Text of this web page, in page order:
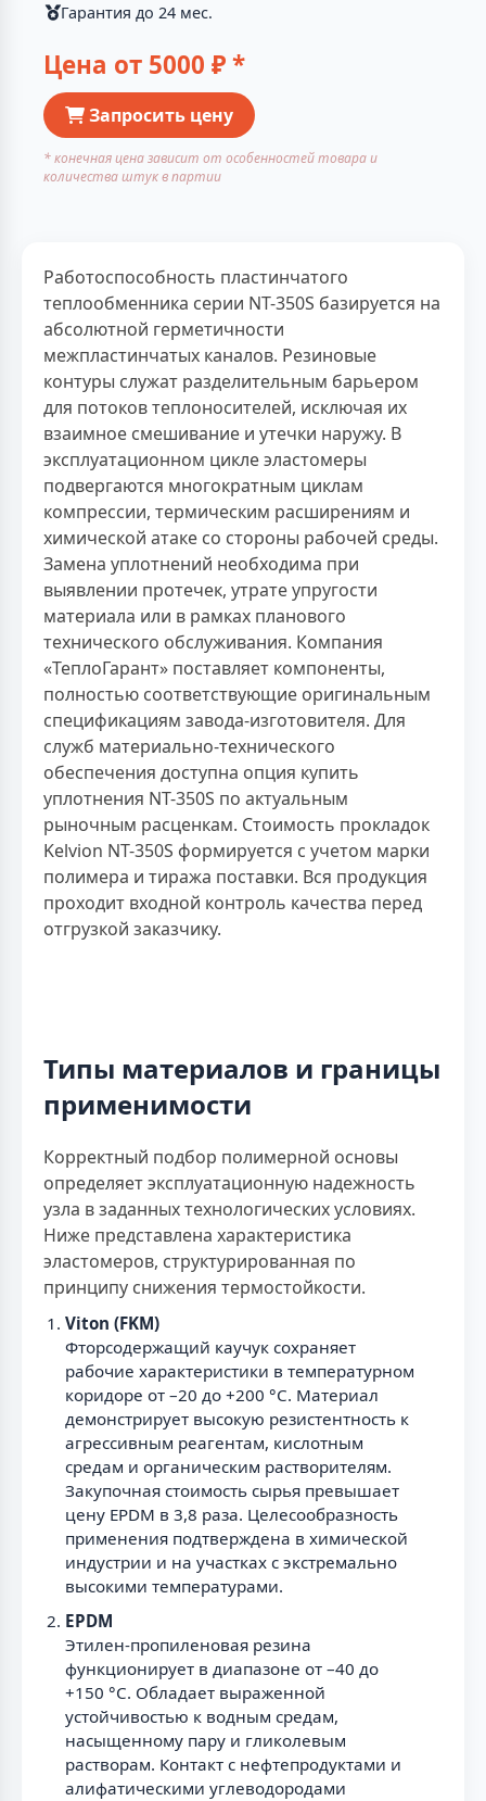
Гарантия до 24 мес.
Цена от 5000 ₽ *
Запросить цену
* конечная цена зависит от особенностей товара и
количества штук в партии
Работоспособность пластинчатого
теплообменника серии NT-350S базируется на
абсолютной герметичности
межпластинчатых каналов. Резиновые
контуры служат разделительным барьером
для потоков теплоносителей, исключая их
взаимное смешивание и утечки наружу. В
эксплуатационном цикле эластомеры
подвергаются многократным циклам
компрессии, термическим расширениям и
химической атаке со стороны рабочей среды.
Замена уплотнений необходима при
выявлении протечек, утрате упругости
материала или в рамках планового
технического обслуживания. Компания
«ТеплоГарант» поставляет компоненты,
полностью соответствующие оригинальным
спецификациям завода-изготовителя. Для
служб материально-технического
обеспечения доступна опция купить
уплотнения NT-350S по актуальным
рыночным расценкам. Стоимость прокладок
Kelvion NT-350S формируется с учетом марки
полимера и тиража поставки. Вся продукция
проходит входной контроль качества перед
отгрузкой заказчику.
Типы материалов и границы
применимости
Корректный подбор полимерной основы
определяет эксплуатационную надежность
узла в заданных технологических условиях.
Ниже представлена характеристика
эластомеров, структурированная по
принципу снижения термостойкости.
Viton (FKM)
Фторсодержащий каучук сохраняет
рабочие характеристики в температурном
коридоре от –20 до +200 °С. Материал
демонстрирует высокую резистентность к
агрессивным реагентам, кислотным
средам и органическим растворителям.
Закупочная стоимость сырья превышает
цену EPDM в 3,8 раза. Целесообразность
применения подтверждена в химической
индустрии и на участках с экстремально
высокими температурами.
EPDM
Этилен-пропиленовая резина
функционирует в диапазоне от –40 до
+150 °С. Обладает выраженной
устойчивостью к водным средам,
насыщенному пару и гликолевым
растворам. Контакт с нефтепродуктами и
алифатическими углеводородами